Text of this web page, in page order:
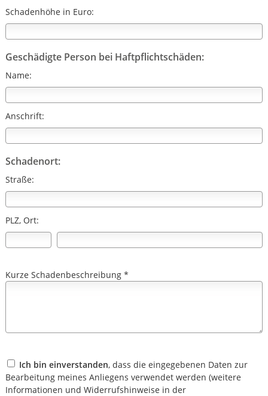
Schadenhöhe in Euro:
Geschädigte Person bei Haftpflichtschäden:
Name:
Anschrift:
Schadenort:
Straße:
PLZ, Ort:
Kurze Schadenbeschreibung *
Ich bin einverstanden, dass die eingegebenen Daten zur
Bearbeitung meines Anliegens verwendet werden (weitere
Informationen und Widerrufshinweise in der